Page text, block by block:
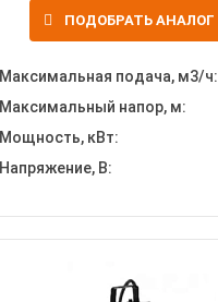
ПОДОБРАТЬ АНАЛОГ
Максимальная подача, м3/ч:
Максимальный напор, м:
Мощность, кВт:
Напряжение, В: